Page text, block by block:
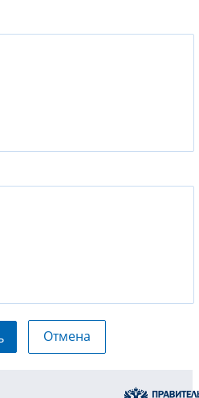
Отмена